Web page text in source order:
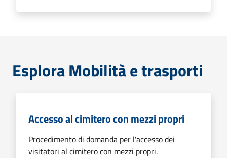
Esplora Mobilità e trasporti
Accesso al cimitero con mezzi propri
Procedimento di domanda per l'accesso dei
visitatori al cimitero con mezzi propri.